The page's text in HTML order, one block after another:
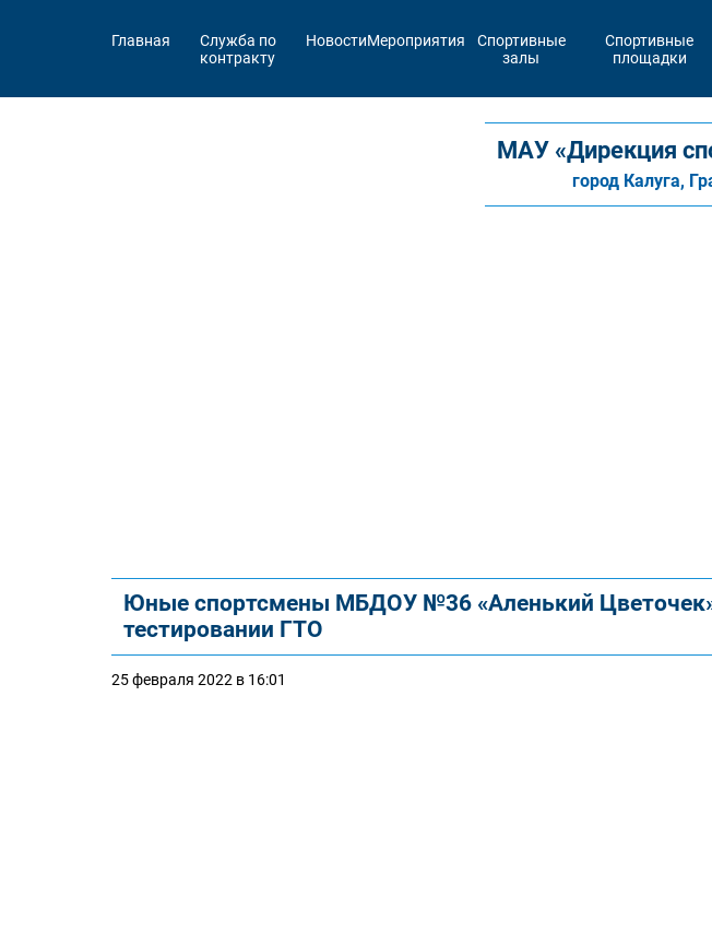
Главная
Служба по
контракту
НовостиМероприятия
Спортивные
залы
Спортивные
площадки
МАУ «Дирекция
город Калуга,
Юные спортсмены МБДОУ №36 «Аленький
тестировании ГТО
25 февраля 2022 в 16:01